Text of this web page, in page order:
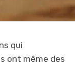
qui
ont même des